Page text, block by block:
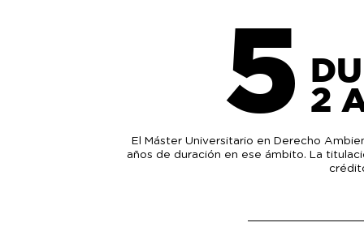
5 2
El Máster Universitario en Derecho
años de duración en ese ámbito. La